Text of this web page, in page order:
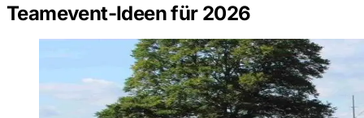
Teamevent-Ideen für 2026